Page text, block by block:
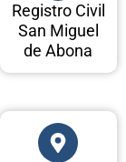
Registro Civil
San Miguel
de Abona